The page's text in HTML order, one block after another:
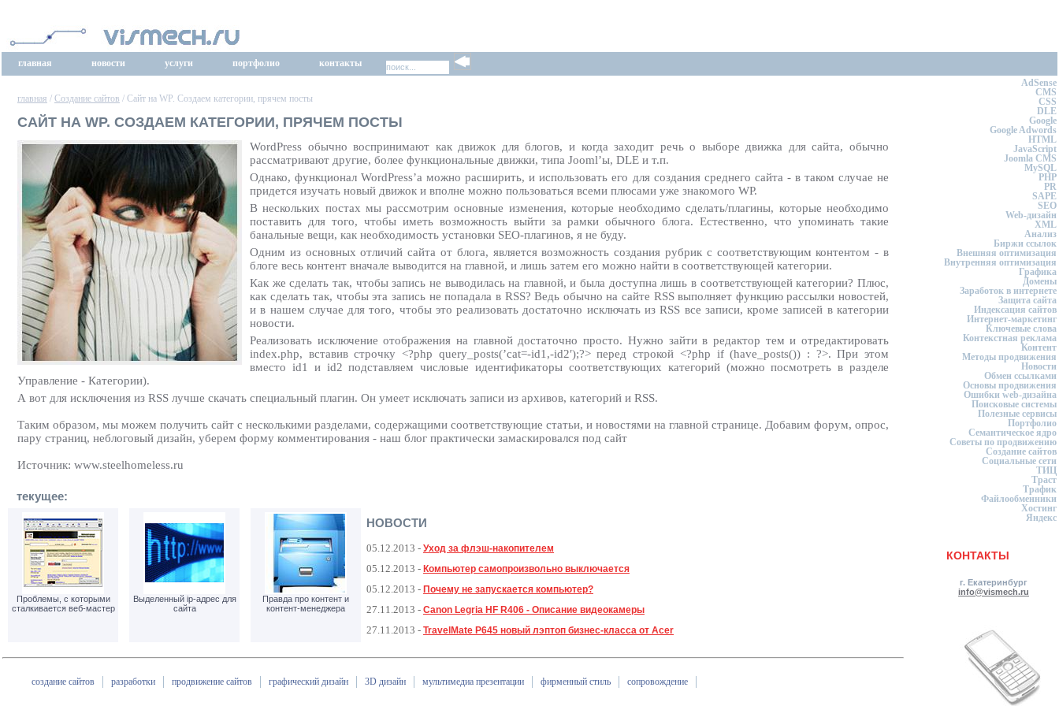
главная новости услуги портфолио контакты
главная / Создание сайтов / Сайт на WP. Создаем категории, прячем посты
САЙТ НА WP. СОЗДАЕМ КАТЕГОРИИ, ПРЯЧЕМ ПОСТЫ
WordPress обычно воспринимают как движок для блогов, и когда заходит речь о выборе движка для сайта, обычно
рассматривают другие, более функциональные движки, типа Jooml’ы, DLE и т.п.
Однако, функционал WordPress’а можно расширить, и использовать его для создания среднего сайта - в таком случае не
придется изучать новый движок и вполне можно пользоваться всеми плюсами уже знакомого WP.
В нескольких постах мы рассмотрим основные изменения, которые необходимо сделать/плагины, которые необходимо
поставить для того, чтобы иметь возможность выйти за рамки обычного блога. Естественно, что упоминать такие
банальные вещи, как необходимость установки SEO-плагинов, я не буду.
Одним из основных отличий сайта от блога, является возможность создания рубрик с соответствующим контентом - в
блоге весь контент вначале выводится на главной, и лишь затем его можно найти в соответствующей категории.
Как же сделать так, чтобы запись не выводилась на главной, и была доступна лишь в соответствующей категории? Плюс,
как сделать так, чтобы эта запись не попадала в RSS? Ведь обычно на сайте RSS выполняет функцию рассылки новостей,
и в нашем случае для того, чтобы это реализовать достаточно исключать из RSS все записи, кроме записей в категории
новости.
Реализовать исключение отображения на главной достаточно просто. Нужно зайти в редактор тем и отредактировать
index.php, вставив строчку <?php query_posts(’cat=-id1,-id2′);?> перед строкой <?php if (have_posts()) : ?>. При этом
вместо id1 и id2 подставляем числовые идентификаторы соответствующих категорий (можно посмотреть в разделе
Управление - Категории).
А вот для исключения из RSS лучше скачать специальный плагин. Он умеет исключать записи из архивов, категорий и RSS.
Таким образом, мы можем получить сайт с несколькими разделами, содержащими соответствующие статьи, и новостями на главной странице. Добавим форум, опрос,
пару страниц, неблоговый дизайн, уберем форму комментирования - наш блог практически замаскировался под сайт
Источник: www.steelhomeless.ru
AdSense
CMS
CSS
DLE
Google
Google Adwords
HTML
JavaScript
Joomla CMS
MySQL
PHP
PR
SAPE
SEO
Web-дизайн
XML
Анализ
Биржи ссылок
Внешняя оптимизация
Внутренняя оптимизация
Графика
Домены
Заработок в интернете
Защита сайта
Индексация сайтов
Интернет-маркетинг
Ключевые слова
Контекстная реклама
Контент
Методы продвижения
Новости
Обмен ссылками
Основы продвижения
Ошибки web-дизайна
Поисковые системы
Полезные сервисы
Портфолио
Семантическое ядро
Советы по продвижению
Создание сайтов
Социальные сети
ТИЦ
Траст
Трафик
Файлообменники
Хостинг
Яндекс
КОНТАКТЫ
г. Екатеринбург
info@vismech.ru
текущее:
Проблемы, с которыми
сталкивается веб-мастер
Выделенный ip-адрес для
сайта
Правда про контент и
контент-менеджера
НОВОСТИ
05.12.2013 - Уход за флэш-накопителем
05.12.2013 - Компьютер самопроизвольно выключается
05.12.2013 - Почему не запускается компьютер?
27.11.2013 - Canon Legria HF R406 - Описание видеокамеры
27.11.2013 - TravelMate P645 новый лэптоп бизнес-класса от Acer
создание сайтов разработки продвижение сайтов графический дизайн 3D дизайн мультимедиа презентации фирменный стиль сопровождение